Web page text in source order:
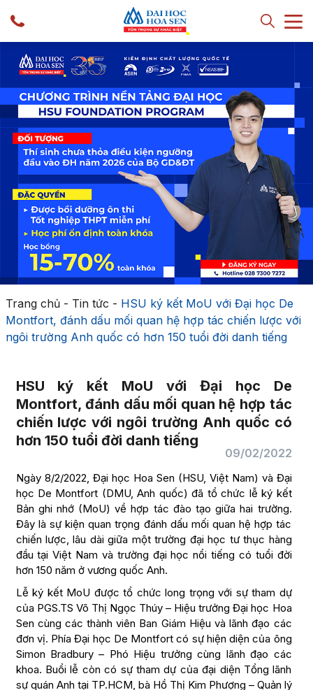
Trang chủ- Tin tức - HSU ký kết MoU với Đại học De
Montfort, đánh dấu mối quan hệ hợp tác chiến lược với
ngôi trường Anh quốc có hơn 150 tuổi đời danh tiếng
HSU ký kết MoU với Đại học De
Montfort, đánh dấu mối quan hệ hợp tác
chiến lược với ngôi trường Anh quốc có
hơn 150 tuổi đời danh tiếng
09/02/2022
Ngày 8/2/2022, Đại học Hoa Sen (HSU, Việt Nam) và Đại
học De Montfort (DMU, Anh quốc) đã tổ chức lễ ký kết
Bản ghi nhớ (MoU) về hợp tác đào tạo giữa hai trường.
Đây là sự kiện quan trọng đánh dấu mối quan hệ hợp tác
chiến lược, lâu dài giữa một trường đại học tư thục hàng
đầu tại Việt Nam và trường đại học nổi tiếng có tuổi đời
hơn 150 năm ở vương quốc Anh.
Lễ ký kết MoU được tổ chức long trọng với sự tham dự
của PGS.TS Võ Thị Ngọc Thúy – Hiệu trưởng Đại học Hoa
Sen cùng các thành viên Ban Giám Hiệu và lãnh đạo các
đơn vị. Phía Đại học De Montfort có sự hiện diện của ông
Simon Bradbury – Phó Hiệu trưởng cùng lãnh đạo các
khoa. Buổi lễ còn có sự tham dự của đại diện Tổng lãnh
sự quán Anh tại TP.HCM, bà Hồ Thị Kim Phượng – Quản lý